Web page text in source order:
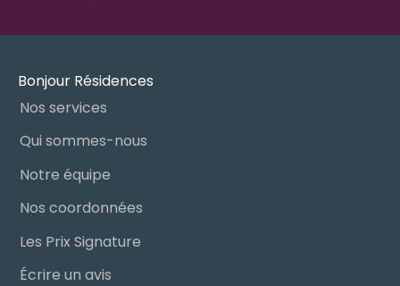
Bonjour Résidences
Nos services
Qui sommes-nous
Notre équipe
Nos coordonnées
Les Prix Signature
Écrire un avis